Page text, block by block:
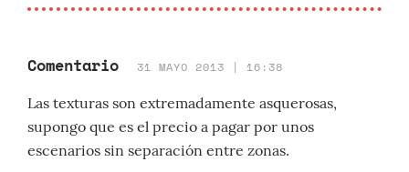
Comentario 31 MAYO 2013 | 16:38
Las texturas son extremadamente asquerosas,
supongo que es el precio a pagar por unos
escenarios sin separación entre zonas.